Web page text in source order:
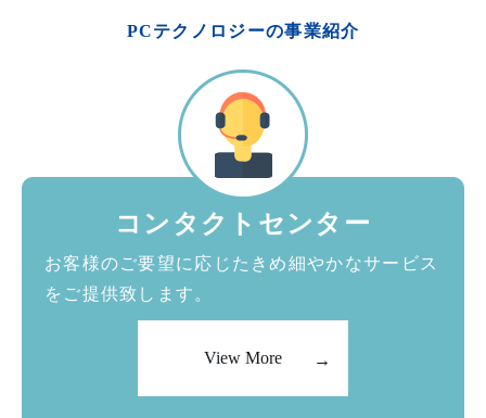
PCテクノロジーの事業紹介
コンタクトセンター
お客様のご要望に応じたきめ細やかなサービス
をご提供致します。
View More